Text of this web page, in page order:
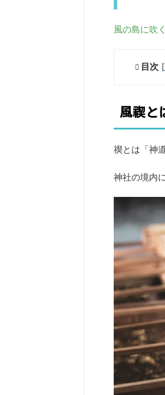
風の島に吹
目次 [
風禊と
禊とは「神
神社の境内